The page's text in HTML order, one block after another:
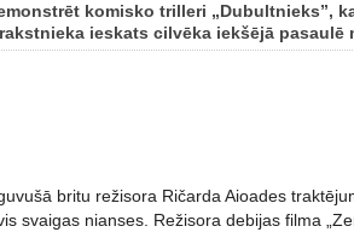
komisko trilleri „Dubultnieks”,
ieskats cilvēka iekšējā
britu režisora Ričarda Aioades
svaigas nianses. Režisora debijas filma